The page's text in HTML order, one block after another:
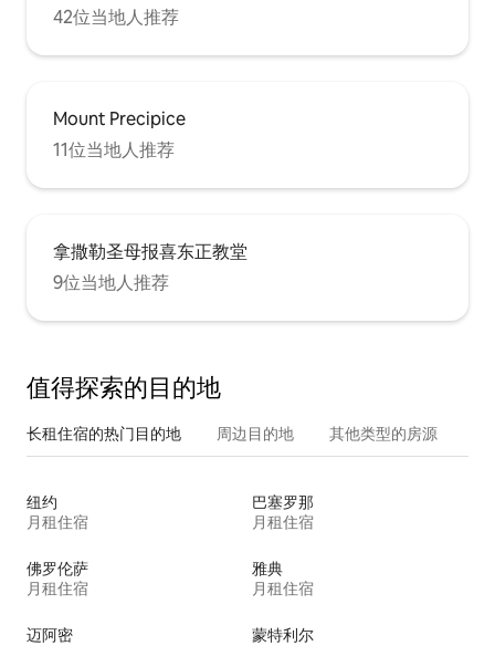
42位当地人推荐
Mount Precipice
11位当地人推荐
拿撒勒圣母报喜东正教堂
9位当地人推荐
值得探索的目的地
长租住宿的热门目的地 周边目的地 其他类型的房源
纽约
月租住宿
巴塞罗那
月租住宿
佛罗伦萨
月租住宿
雅典
月租住宿
迈阿密
蒙特利尔